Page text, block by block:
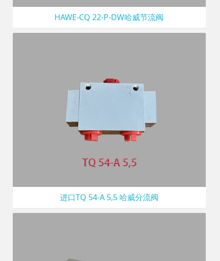
HAWE-CQ 22-P-DW哈威节流阀
进口TQ 54-A 5,5 哈威分流阀